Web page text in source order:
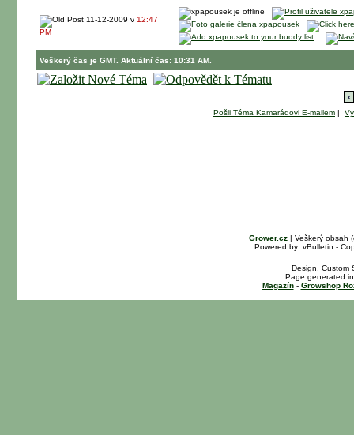
11-12-2009 v 12:47
PM
Veškerý čas je GMT. Aktuální čas: 10:31 AM.
‹
Pošli Téma Kamarádovi E-mailem |
Grower.cz | Veškerý obsah
Powered by: vBulletin -
Design, Custom
Page generated
Magazín- Growshop